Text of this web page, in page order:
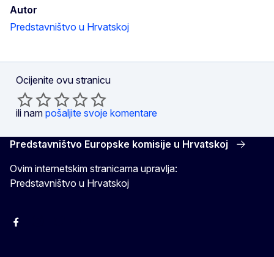
Autor
Predstavništvo u Hrvatskoj
Ocijenite ovu stranicu
ili nam pošaljite svoje komentare
Predstavništvo Europske komisije u Hrvatskoj
Ovim internetskim stranicama upravlja:
Predstavništvo u Hrvatskoj
Facebook